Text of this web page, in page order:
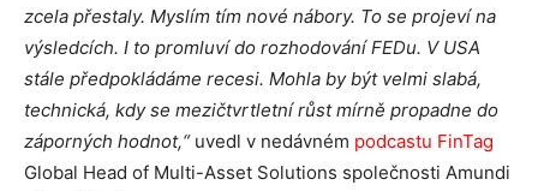
zcela přestaly. Myslím tím nové nábory. To se projeví na
výsledcích. I to promluví do rozhodování FEDu. V USA
stále předpokládáme recesi. Mohla by být velmi slabá,
technická, kdy se mezičtvrtletní růst mírně propadne do
záporných hodnot,“uvedl v nedávném podcastu FinTag
Global Head of Multi-Asset Solutions společnosti Amundi